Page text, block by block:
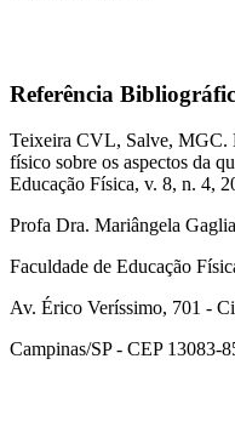
Referência
Teixeira CVL, Salve, MGC.
físico sobre os aspectos da
Educação Física, v. 8, n. 4,
Profa Dra. Mariângela
Faculdade de Educação
Av. Érico Veríssimo, 701 -
Campinas/SP - CEP 13083-